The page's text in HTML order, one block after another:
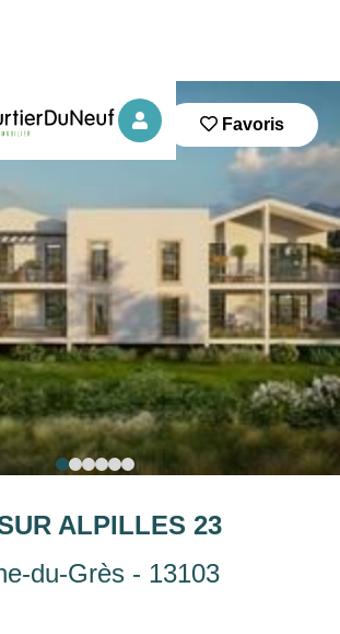
Favoris
ALPILLES 23
du-Grès - 13103